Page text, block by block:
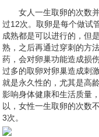
女人一生取卵的次数
过12次。取卵是每个做试
成熟都是可以进行的，但
熟，之后再通过穿刺的方
药，会对卵巢功能造成损
过多的取卵对卵巢造成刺
就是永久性的，尤其是高
影响身体健康和生活质量
以，女性一生取卵的次数
3次。